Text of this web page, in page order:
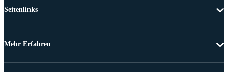
Seitenlinks
Mehr Erfahren